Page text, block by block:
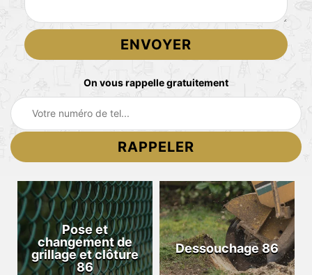
On vous rappelle gratuitement
Pose et
changement de
grillage et clôture
86
Dessouchage 86